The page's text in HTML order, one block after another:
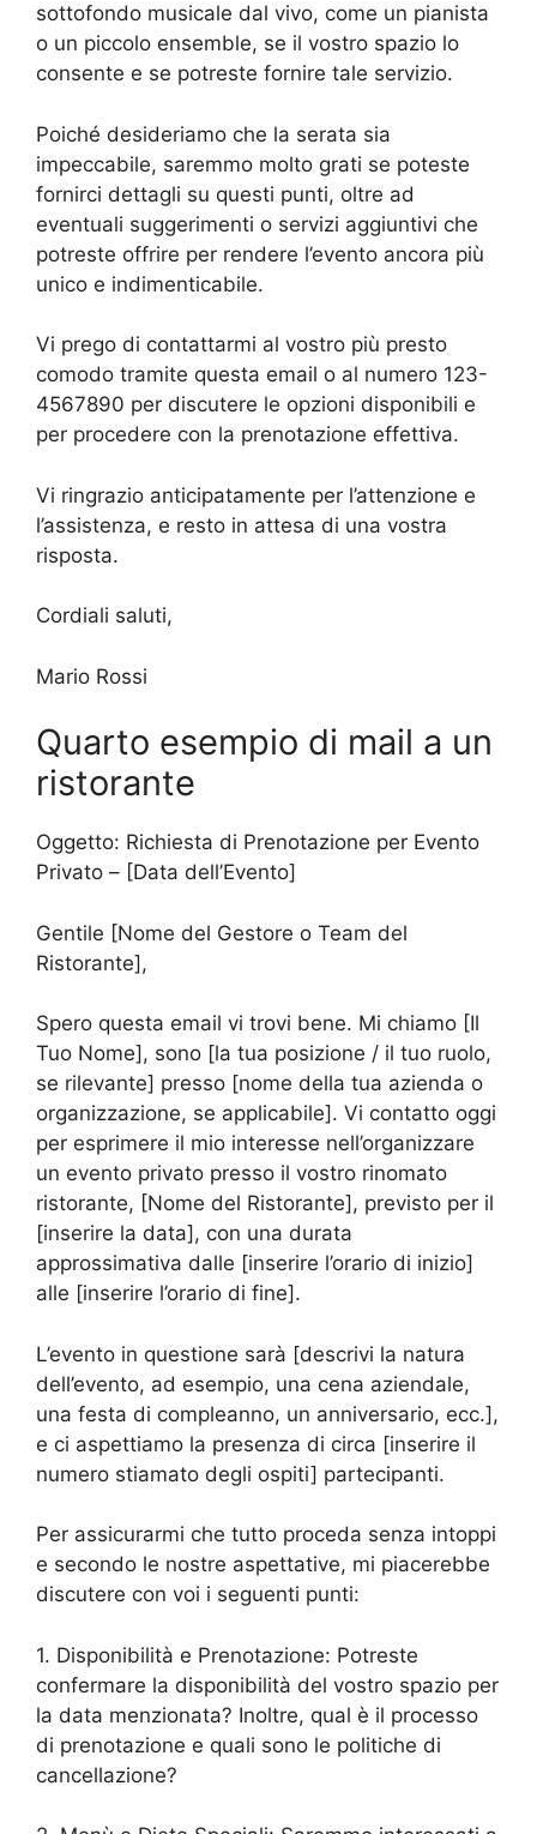
sottofondo musicale dal vivo, come un pianista
o un piccolo ensemble, se il vostro spazio lo
consente e se potreste fornire tale servizio.
Poiché desideriamo che la serata sia
impeccabile, saremmo molto grati se poteste
fornirci dettagli su questi punti, oltre ad
eventuali suggerimenti o servizi aggiuntivi che
potreste offrire per rendere l’evento ancora più
unico e indimenticabile.
Vi prego di contattarmi al vostro più presto
comodo tramite questa email o al numero 123-
4567890 per discutere le opzioni disponibili e
per procedere con la prenotazione effettiva.
Vi ringrazio anticipatamente per l’attenzione e
l’assistenza, e resto in attesa di una vostra
risposta.
Cordiali saluti,
Mario Rossi
Quarto esempio di mail a un
ristorante
Oggetto: Richiesta di Prenotazione per Evento
Privato – [Data dell’Evento]
Gentile [Nome del Gestore o Team del
Ristorante],
Spero questa email vi trovi bene. Mi chiamo [Il
Tuo Nome], sono [la tua posizione / il tuo ruolo,
se rilevante] presso [nome della tua azienda o
organizzazione, se applicabile]. Vi contatto oggi
per esprimere il mio interesse nell’organizzare
un evento privato presso il vostro rinomato
ristorante, [Nome del Ristorante], previsto per il
[inserire la data], con una durata
approssimativa dalle [inserire l’orario di inizio]
alle [inserire l’orario di fine].
L’evento in questione sarà [descrivi la natura
dell’evento, ad esempio, una cena aziendale,
una festa di compleanno, un anniversario, ecc.],
e ci aspettiamo la presenza di circa [inserire il
numero stiamato degli ospiti] partecipanti.
Per assicurarmi che tutto proceda senza intoppi
e secondo le nostre aspettative, mi piacerebbe
discutere con voi i seguenti punti:
1. Disponibilità e Prenotazione: Potreste
confermare la disponibilità del vostro spazio per
la data menzionata? Inoltre, qual è il processo
di prenotazione e quali sono le politiche di
cancellazione?